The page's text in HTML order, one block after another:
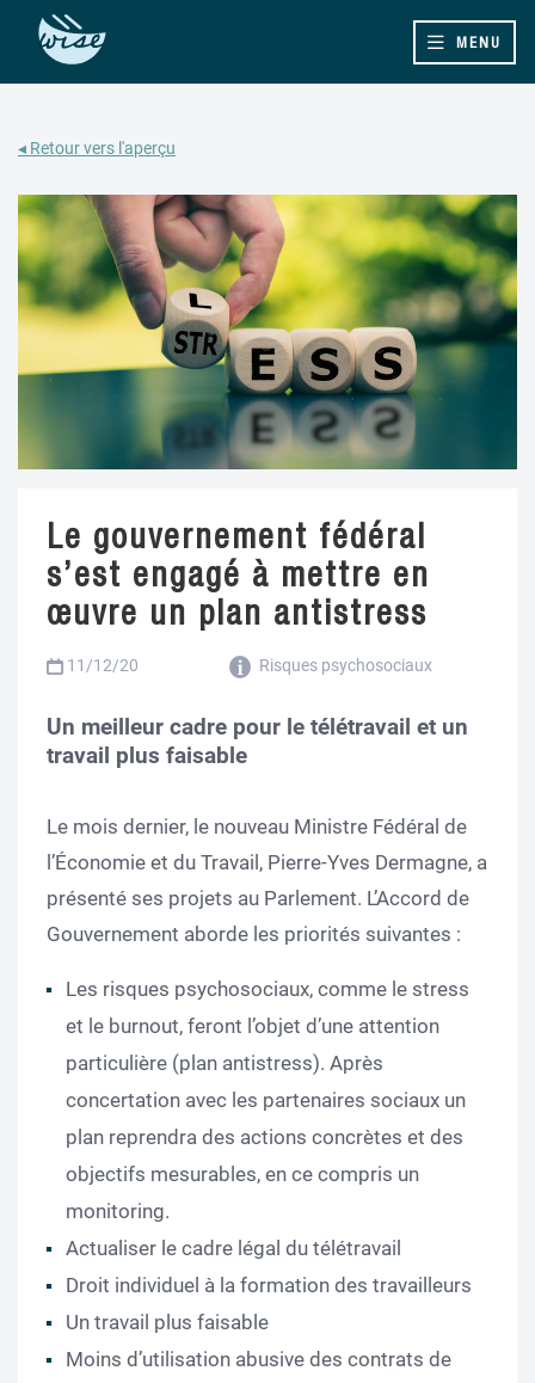
MENU
◂ Retour vers l'aperçu
Le gouvernement fédéral
s’est engagé à mettre en
œuvre un plan antistress
11/12/20 Risques psychosociaux
Un meilleur cadre pour le télétravail et un
travail plus faisable
Le mois dernier, le nouveau Ministre Fédéral de
l’Économie et du Travail, Pierre-Yves Dermagne, a
présenté ses projets au Parlement. L’Accord de
Gouvernement aborde les priorités suivantes :
Les risques psychosociaux, comme le stress
et le burnout, feront l’objet d’une attention
particulière (plan antistress). Après
concertation avec les partenaires sociaux un
plan reprendra des actions concrètes et des
objectifs mesurables, en ce compris un
monitoring.
Actualiser le cadre légal du télétravail
Droit individuel à la formation des travailleurs
Un travail plus faisable
Moins d’utilisation abusive des contrats de